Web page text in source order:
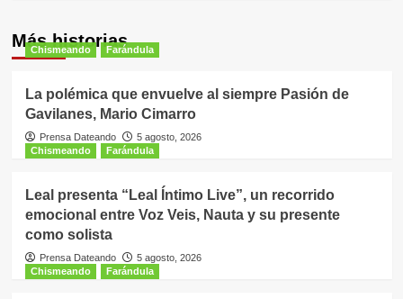
Más historias
Chismeando Farándula
La polémica que envuelve al siempre Pasión de
Gavilanes, Mario Cimarro
Prensa Dateando
5 agosto, 2026
Chismeando
Farándula
Leal presenta “Leal Íntimo Live”, un recorrido
emocional entre Voz Veis, Nauta y su presente
como solista
Prensa Dateando
5 agosto, 2026
Chismeando
Farándula